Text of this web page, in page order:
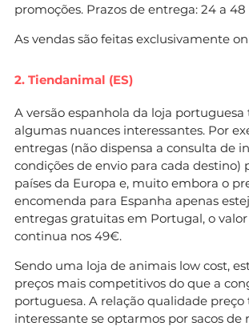
promoções. Prazos de entrega: 24 a 48
As vendas são feitas exclusivamente
2. Tiendanimal (ES)
A versão espanhola da loja
algumas nuances interessantes. Por
entregas (não dispensa a consulta de
condições de envio para cada destino)
países da Europa e, muito embora o
encomenda para Espanha apenas
entregas gratuitas em Portugal, o
continua nos 49€.
Sendo uma loja de animais low cost,
preços mais competitivos do que a
portuguesa. A relação qualidade preço
interessante se optarmos por sacos de